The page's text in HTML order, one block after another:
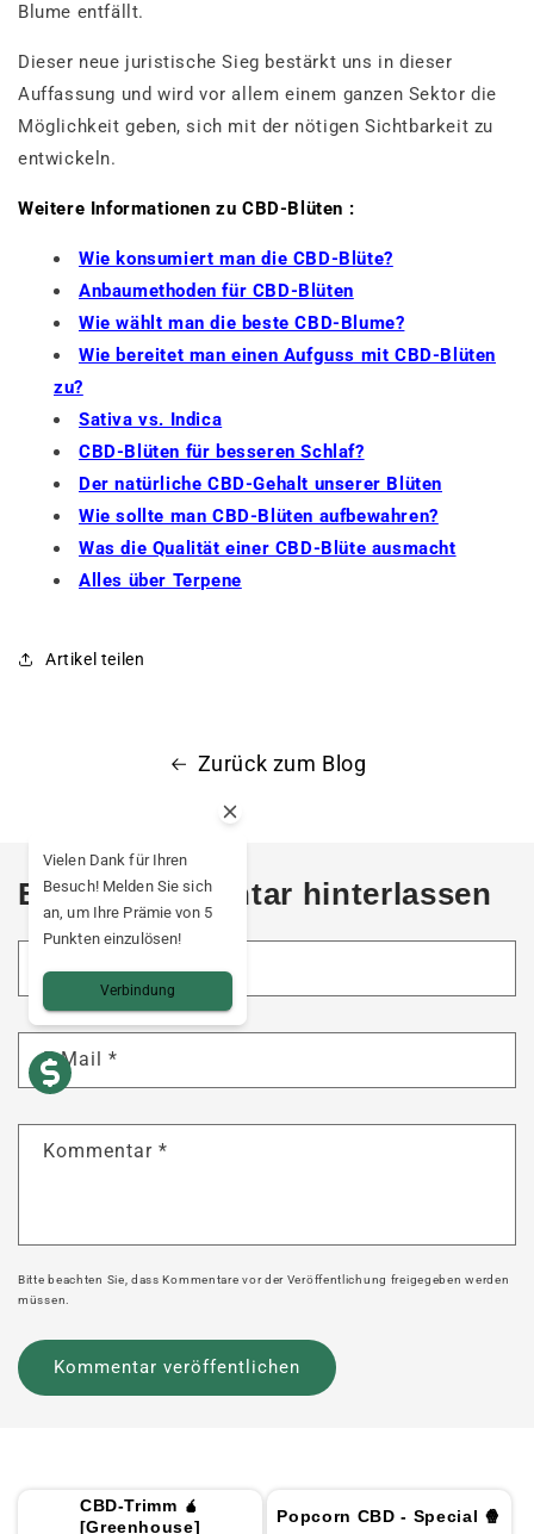
Blume entfällt.
Dieser neue juristische Sieg bestärkt uns in dieser
Auffassung und wird vor allem einem ganzen Sektor die
Möglichkeit geben, sich mit der nötigen Sichtbarkeit zu
entwickeln.
Weitere Informationen zu CBD-Blüten :
Wie konsumiert man die CBD-Blüte?
Anbaumethoden für CBD-Blüten
Wie wählt man die beste CBD-Blume?
Wie bereitet man einen Aufguss mit CBD-Blüten
zu?
Sativa vs. Indica
CBD-Blüten für besseren Schlaf?
Der natürliche CBD-Gehalt unserer Blüten
Wie sollte man CBD-Blüten aufbewahren?
Was die Qualität einer CBD-Blüte ausmacht
Alles über Terpene
Artikel teilen
Zurück zum Blog
Einen Kommentar hinterlassen
Name*
E-Mail *
Kommentar *
Bitte beachten Sie, dass Kommentare vor der Veröffentlichung freigegeben werden
müssen.
CBD-Trimm 🧉
[Greenhouse]
Popcorn CBD - Special 🍿
Vielen Dank für Ihren
Besuch! Melden Sie sich
an, um Ihre Prämie von 5
Punkten einzulösen!
Verbindung